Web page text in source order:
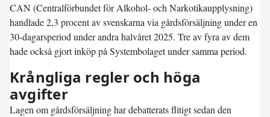
CAN (Centralförbundet för Alkohol- och Narkotikaupplysning)
handlade 2,3 procent av svenskarna via gårdsförsäljning under en
30-dagarsperiod under andra halvåret 2025. Tre av fyra av dem
hade också gjort inköp på Systembolaget under samma period.
Krångliga regler och höga
avgifter
Lagen om gårdsförsäljning har debatterats flitigt sedan den